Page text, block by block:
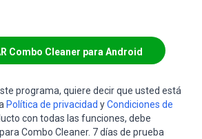
Combo Cleaner para Android
programa, quiere decir que usted está
Política de privacidad yCondiciones de
con todas las funciones, debe
Combo Cleaner. 7 días de prueba